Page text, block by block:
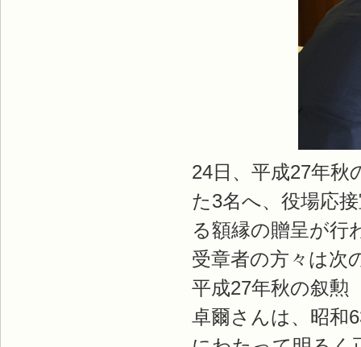
24日、平成27年秋
た3名へ、役場応
る額縁の贈呈が行
受章者の方々は次
平成27年秋の叙勲
卓爾さんは、昭和